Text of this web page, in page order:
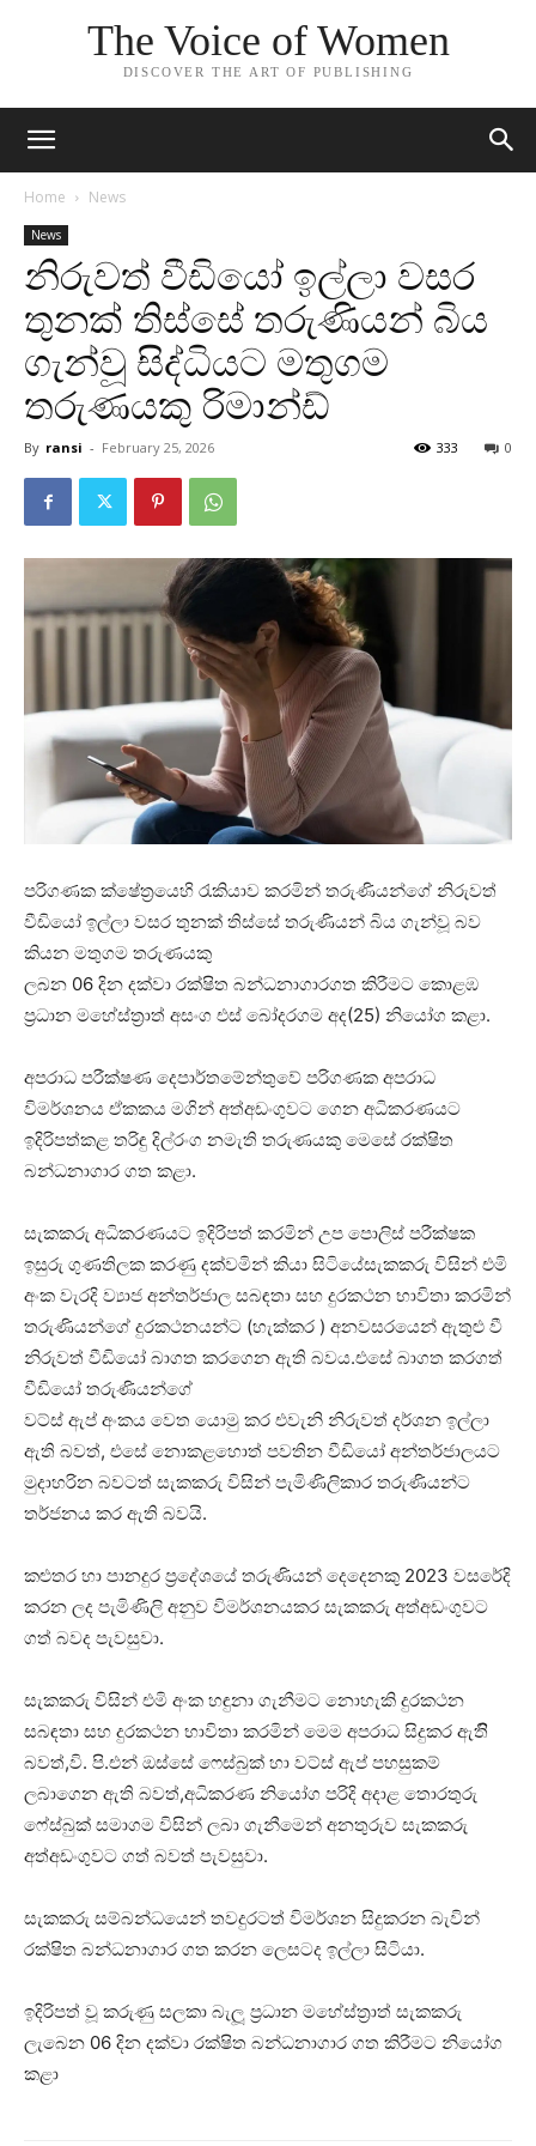
The Voice of Women
DISCOVER THE ART OF PUBLISHING
Home News
News
නිරුවත් වීඩියෝ ඉල්ලා වසර
තුනක් තිස්සේ තරුණියන් බිය
ගැන්වූ සිද්ධියට මතුගම
තරුණයකු රිමාන්ඩ්
By ransi - February 25, 2026 0
333
පරිගණක ක්ෂේත්‍රයෙහි රැකියාව කරමින් තරුණියන්ගේ නිරුවත්
වීඩියෝ ඉල්ලා වසර තුනක් තිස්සේ තරුණියන් බිය ගැන්වූ බව
කියන මතුගම තරුණයකු
ලබන 06 දින දක්වා රක්ෂිත බන්ධනාගාරගත කිරීමට කොළඹ
ප්‍රධාන මහේස්ත්‍රාත් අසංග එස් බෝදරගම අද(25) නියෝග කළා.
අපරාධ පරීක්ෂණ දෙපාර්තමේන්තුවේ පරිගණක අපරාධ
විමර්ශනය ඒකකය මගින් අත්අඩංගුවට ගෙන අධිකරණයට
ඉදිරිපත්කළ තරිඳු දිල්රංග නමැති තරුණයකු මෙසේ රක්ෂිත
බන්ධනාගාර ගත කළා.
සැකකරු අධිකරණයට ඉදිරිපත් කරමින් උප පොලිස් පරීක්ෂක
ඉසුරු ගුණතිලක කරණු දක්වමින් කියා සිටියේසැකකරු විසින් එමි
අංක වැරදි ව්‍යාජ අන්තර්ජාල සබඳතා සහ දුරකථන භාවිතා කරමින්
තරුණියන්ගේ දුරකථනයන්ට (හැක්කර ) අනවසරයෙන් ඇතුළු වී
නිරුවත් වීඩියෝ බාගත කරගෙන ඇති බවය.එසේ බාගත කරගත්
වීඩියෝ තරුණියන්ගේ
වට්ස් ඇප් අංකය වෙත යොමු කර එවැනි නිරුවත් දර්ශන ඉල්ලා
ඇති බවත්, එසේ නොකළහොත් පවතින වීඩියෝ අන්තර්ජාලයට
මුදාහරින බවටත් සැකකරු විසින් පැමිණිලිකාර තරුණියන්ට
තර්ජනය කර ඇති බවයි.
කළුතර හා පානදුර ප්‍රදේශයේ තරුණියන් දෙදෙනකු 2023 වසරේදි
කරන ලද පැමිණිලි අනුව විමර්ශනයකර සැකකරු අත්අඩංගුවට
ගත් බවද පැවසුවා.
සැකකරු විසින් එමි අංක හඳුනා ගැනීමට නොහැකි දුරකථන
සබඳතා සහ දුරකථන භාවිතා කරමින් මෙම අපරාධ සිදුකර ඇතිි
බවත්,වි. පි.එන් ඔස්සේ ෆෙස්බුක් හා වට්ස් ඇප් පහසුකම්
ලබාගෙන ඇති බවත්,අධිකරණ නියෝග පරිදි අදාළ තොරතුරු
ෆේස්බුක් සමාගම විසින් ලබා ගැනීමෙන් අනතුරුව සැකකරු
අත්අඩංගුවට ගත් බවත් පැවසුවා.
සැකකරු සම්බන්ධයෙන් තවදුරටත් විමර්ශන සිදුකරන බැවින්
රක්ෂිත බන්ධනාගාර ගත කරන ලෙසටද ඉල්ලා සිටියා.
ඉදිරිපත් වූ කරුණු සලකා බැලූ ප්‍රධාන මහේස්ත්‍රාත් සැකකරු
ලැබෙන 06 දින දක්වා රක්ෂිත බන්ධනාගාර ගත කිරීමට නියෝග
කළා